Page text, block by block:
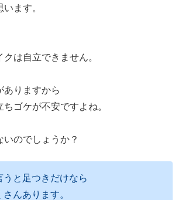
います。
クは自立できません。
ありますから
ちゴケが不安ですよね。
のでしょうか？
うと足つきだけなら
んあります。